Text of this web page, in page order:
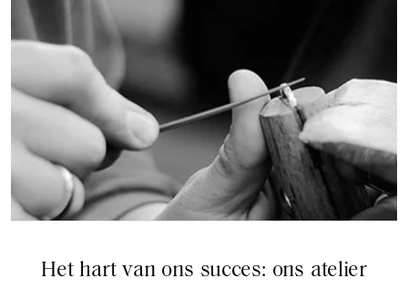
Het hart van ons succes: ons atelier